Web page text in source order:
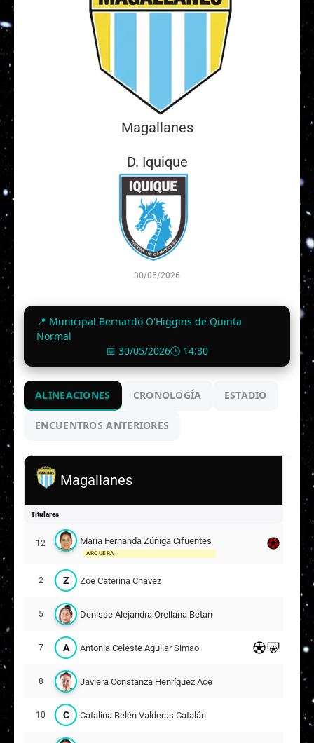
Magallanes
D. Iquique
30/05/2026
Finalizado
📍 Municipal Bernardo O'Higgins de Quinta
Normal
📅 30/05/2026🕒 14:30
ALINEACIONES CRONOLOGÍA ESTADIO
ENCUENTROS ANTERIORES
Magallanes
Titulares
12 María Fernanda Zúñiga Cifuentes
ARQUERA
2 Z Zoe Caterina Chávez
5 Denisse Alejandra Orellana Betancourt
7 A Antonia Celeste Aguilar Simao
8 Javiera Constanza Henríquez Aceiton
10 C Catalina Belén Valderas Catalán